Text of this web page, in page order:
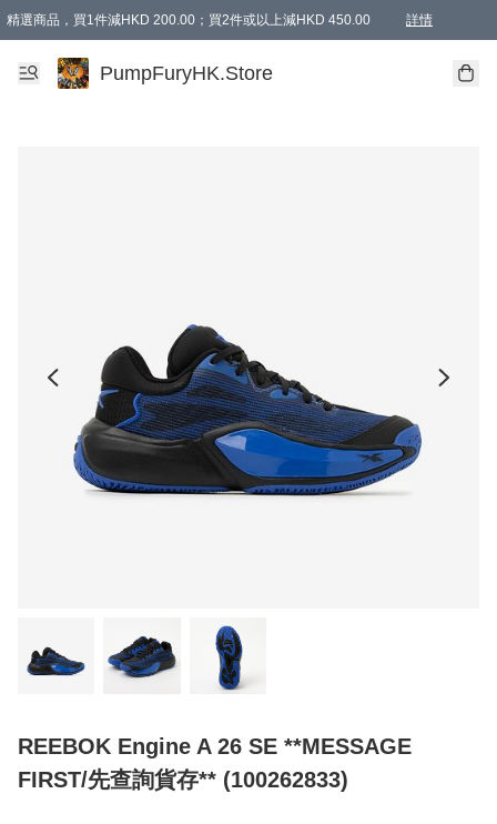
精選商品，買1件減HKD 200.00；買2件或以上減HKD 450.00 詳情
AAPE商品,會員專享9折或以上（按會員等級）AAPE products, members can
精選商品，任選買2件或以上減HKD 100.00
購物滿 HKD 800.00即享免運費優惠！（適用於 特定的送貨方式 )
PumpFuryHK.Store
REEBOK Engine A 26 SE **MESSAGE
FIRST/先查詢貨存** (100262833)